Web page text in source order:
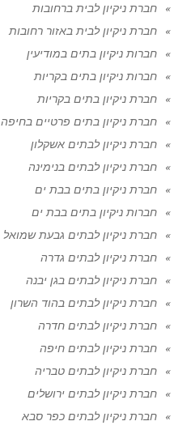
חברת ניקיון לבית ברחובות
חברת ניקיון לבית באזור רחובות
חברות ניקיון בתים במודיעין
חברות ניקיון בתים בקריות
חברת ניקיון בתים בקריות
חברת ניקיון בתים פרטיים בחיפה
חברת ניקיון לבתים אשקלון
חברת ניקיון לבתים בנימינה
חברת ניקיון בתים בבת ים
חברות ניקיון בתים בבת ים
חברת ניקיון לבתים גבעת שמואל
חברת ניקיון לבתים גדרה
חברת ניקיון לבתים בגן יבנה
חברת ניקיון לבתים בהוד השרון
חברת ניקיון לבתים חדרה
חברת ניקיון לבתים חיפה
חברת ניקיון לבתים טבריה
חברת ניקיון לבתים ירושלים
חברת ניקיון לבתים כפר סבא